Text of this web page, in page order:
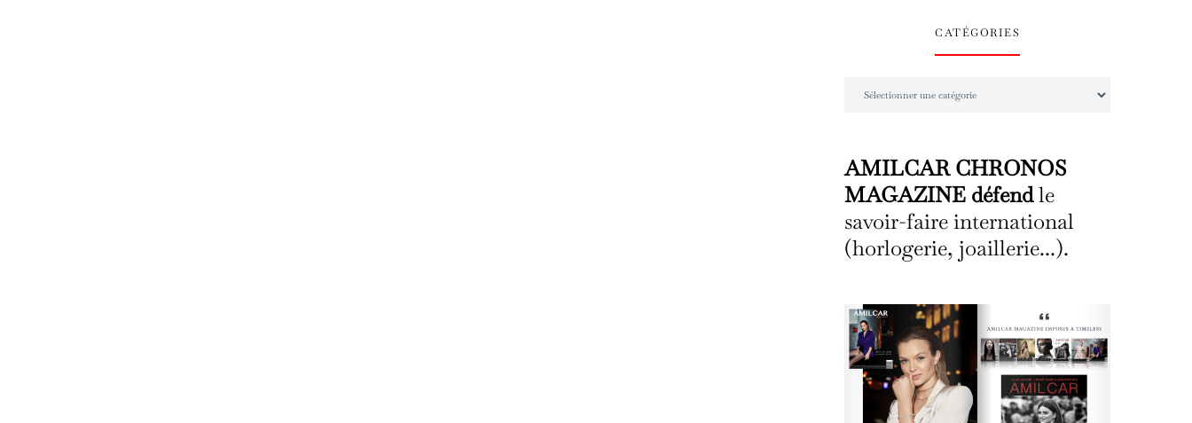
CATÉGORIES
AMILCAR CHRONOS
MAGAZINE défendle
savoir-faire international
(horlogerie, joaillerie...).